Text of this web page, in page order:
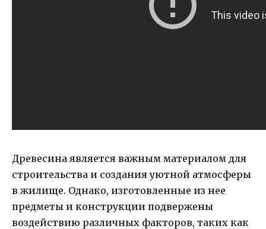
Древесина является важным материалом для
строительства и создания уютной атмосферы
в жилище. Однако, изготовленные из нее
предметы и конструкции подвержены
воздействию различных факторов, таких как